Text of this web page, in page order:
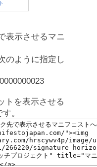
表示させるマニ
のように指定し
トを表示させる
。